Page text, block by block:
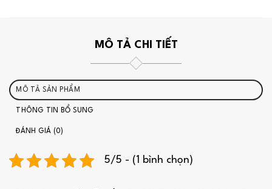
MÔ TẢ CHI TIẾT
MÔ TẢ SẢN PHẨM
THÔNG TIN BỔ SUNG
ĐÁNH GIÁ (0)
5/5 - (1 bình chọn)